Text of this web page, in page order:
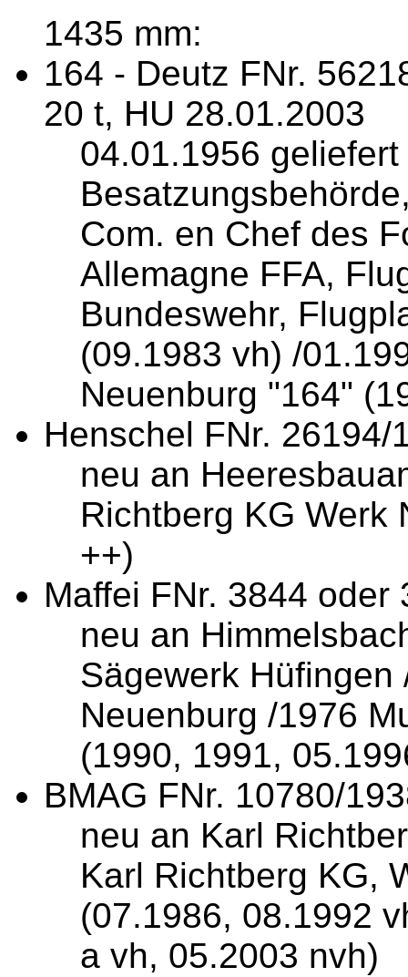
1435 mm:
164 - Deutz FNr.
20 t, HU 28.01.2003
04.01.1956
Com. en Chef des
Allemagne FFA,
Bundeswehr,
(09.1983 vh) /
Neuenburg "164"
Henschel FNr. 26194/
neu an
Richtberg KG Werk
++)
Maffei FNr. 3844 oder
neu an
Sägewerk
Neuenburg /1976
(1990, 1991,
BMAG FNr. 10780/
neu an Karl
Karl Richtberg KG,
(07.1986, 08.1992
a vh, 05.2003 nvh)